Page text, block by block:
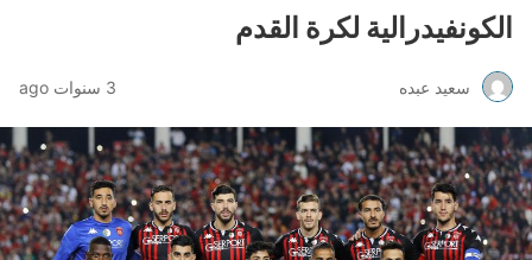
الكونفيدرالية لكرة القدم
سعيد عبده 3 سنوات ago